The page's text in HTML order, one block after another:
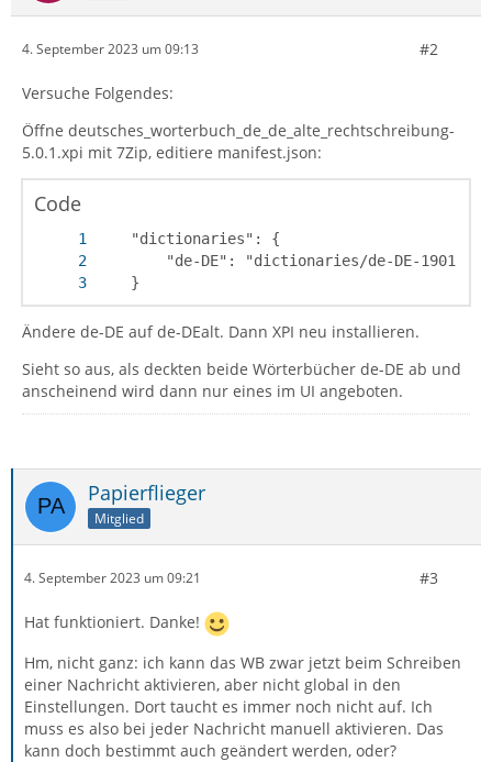
4. September 2023 um 09:13 #2
Versuche Folgendes:
Öffne deutsches_worterbuch_de_de_alte_rechtschreibung-
5.0.1.xpi mit 7Zip, editiere manifest.json:
Code
    }
Ändere de-DE auf de-DEalt. Dann XPI neu installieren.
Sieht so aus, als deckten beide Wörterbücher de-DE ab und
anscheinend wird dann nur eines im UI angeboten.
Papierflieger
Mitglied
4. September 2023 um 09:21 #3
Hat funktioniert. Danke!
Hm, nicht ganz: ich kann das WB zwar jetzt beim Schreiben
einer Nachricht aktivieren, aber nicht global in den
Einstellungen. Dort taucht es immer noch nicht auf. Ich
muss es also bei jeder Nachricht manuell aktivieren. Das
kann doch bestimmt auch geändert werden, oder?